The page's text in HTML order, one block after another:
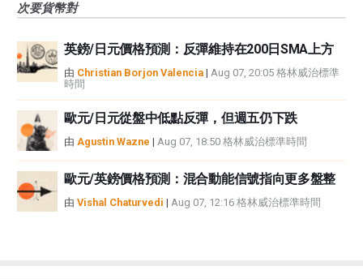
次要貨幣對
英鎊/日元價格預測：反彈維持在200日SMA上方
由 Christian Borjon Valencia | Aug 07, 20:05 格林威治標準
時間
歐元/日元從盤中低點反彈，但週五仍下跌
由 Agustin Wazne | Aug 07, 18:50 格林威治標準時間
歐元/英鎊價格預測：混合動能信號指向更多盤整
由 Vishal Chaturvedi | Aug 07, 12:16 格林威治標準時間